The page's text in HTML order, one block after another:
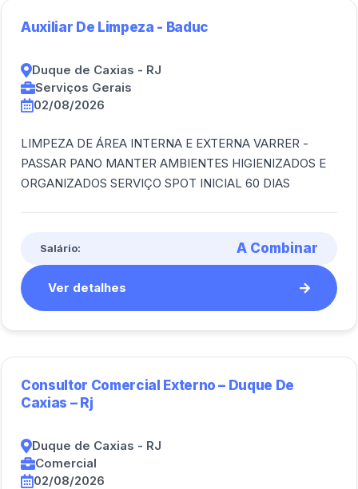
Auxiliar De Limpeza - Baduc
Duque de Caxias - RJ
Serviços Gerais
02/08/2026
LIMPEZA DE ÁREA INTERNA E EXTERNA VARRER -
PASSAR PANO MANTER AMBIENTES HIGIENIZADOS E
ORGANIZADOS SERVIÇO SPOT INICIAL 60 DIAS
Salário: A Combinar
Ver detalhes
Consultor Comercial Externo – Duque De
Caxias – Rj
Duque de Caxias - RJ
Comercial
02/08/2026